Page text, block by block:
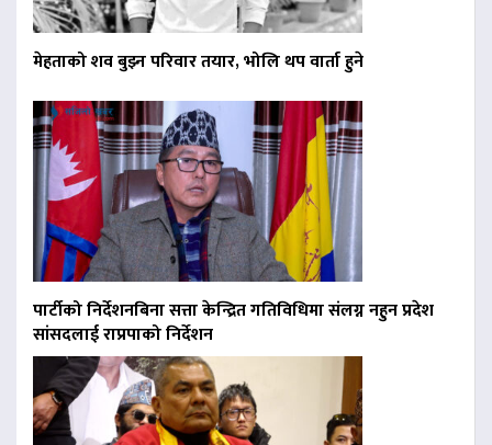
मेहताको शव बुझ्न परिवार तयार, भोलि थप वार्ता हुने
पार्टीको निर्देशनबिना सत्ता केन्द्रित गतिविधिमा संलग्न नहुन प्रदेश
सांसदलाई राप्रपाको निर्देशन